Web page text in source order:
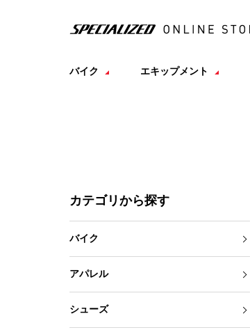
バイク エキップメント
カテゴリから探す
バイク
アパレル
シューズ